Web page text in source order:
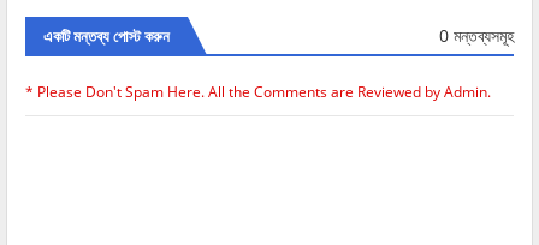
একটি মন্তব্য পোস্ট করুন 0 মন্তব্যসমূহ
* Please Don't Spam Here. All the Comments are Reviewed by Admin.